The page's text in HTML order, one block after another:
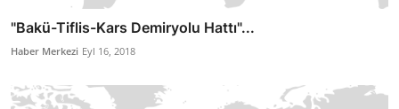
"Bakü-Tiflis-Kars Demiryolu Hattı"...
Haber Merkezi Eyl 16, 2018